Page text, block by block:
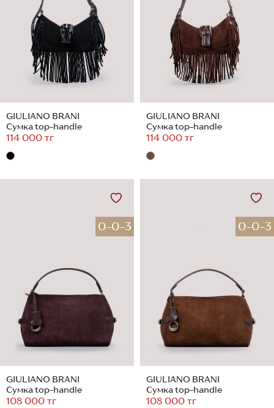
GIULIANO BRANI
Сумка top-handle
114 000 тг
GIULIANO BRANI
Сумка top-handle
114 000 тг
0-0-3
GIULIANO BRANI
Сумка top-handle
108 000 тг
0-0-3
GIULIANO BRANI
Сумка top-handle
108 000 тг